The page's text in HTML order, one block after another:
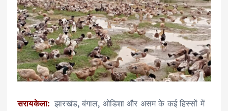
सरायकेला: झारखंड, बंगाल, ओडिशा और असम के कई हिस्सों में